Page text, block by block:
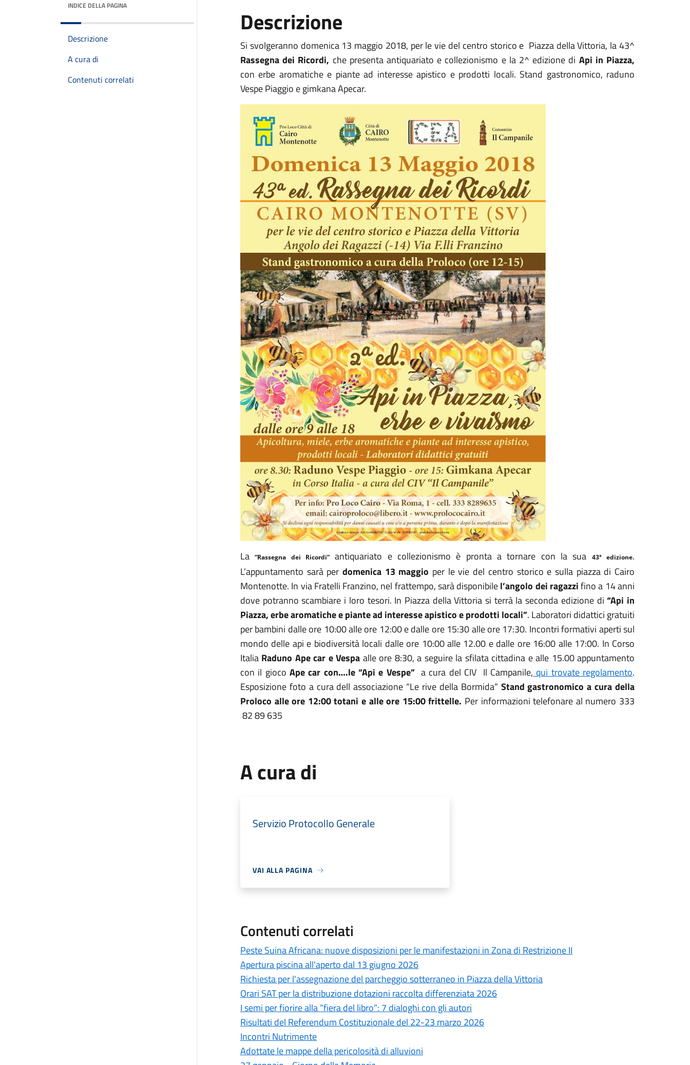
INDICE DELLA PAGINA
Descrizione
A cura di
Contenuti correlati
Descrizione
Si svolgeranno domenica 13 maggio 2018, per le vie del centro storico e Piazza della Vittoria, la 43^
Rassegna dei Ricordi, che presenta antiquariato e collezionismo e la 2^ edizione di Api in Piazza,
con erbe aromatiche e piante ad interesse apistico e prodotti locali. Stand gastronomico, raduno
Vespe Piaggio e gimkana Apecar.
La“Rassegna dei Ricordi” antiquariato e collezionismo è pronta a tornare con la sua 43ª edizione.
L’appuntamento sarà perdomenica 13 maggio per le vie del centro storico e sulla piazza di Cairo
Montenotte. In via Fratelli Franzino, nel frattempo, sarà disponibilel’angolo dei ragazzifino a 14 anni
dove potranno scambiare i loro tesori. In Piazza della Vittoria si terrà la seconda edizione di“Api in
Piazza, erbe aromatiche e piante ad interesse apistico e prodotti locali”. Laboratori didattici gratuiti
per bambini dalle ore 10:00 alle ore 12:00 e dalle ore 15:30 alle ore 17:30. Incontri formativi aperti sul
mondo delle api e biodiversità locali dalle ore 10:00 alle 12.00 e dalle ore 16:00 alle 17:00. In Corso
Italia Raduno Ape car e Vespa alle ore 8:30, a seguire la sfilata cittadina e alle 15.00 appuntamento
con il gioco Ape car con….le “Api e Vespe” a cura del CIV Il Campanile, qui trovate regolamento.
Esposizione foto a cura dell associazione “Le rive della Bormida” Stand gastronomico a cura della
Proloco alle ore 12:00 totani e alle ore 15:00 frittelle. Per informazioni telefonare al numero 333
82 89 635
A cura di
Servizio Protocollo Generale
VAI ALLA PAGINA
Contenuti correlati
Peste Suina Africana: nuove disposizioni per le manifestazioni in Zona di Restrizione II
Apertura piscina all'aperto dal 13 giugno 2026
Richiesta per l'assegnazione del parcheggio sotterraneo in Piazza della Vittoria
Orari SAT per la distribuzione dotazioni raccolta differenziata 2026
I semi per fiorire alla “fiera del libro”: 7 dialoghi con gli autori
Risultati del Referendum Costituzionale del 22-23 marzo 2026
Incontri Nutrimente
Adottate le mappe della pericolosità di alluvioni